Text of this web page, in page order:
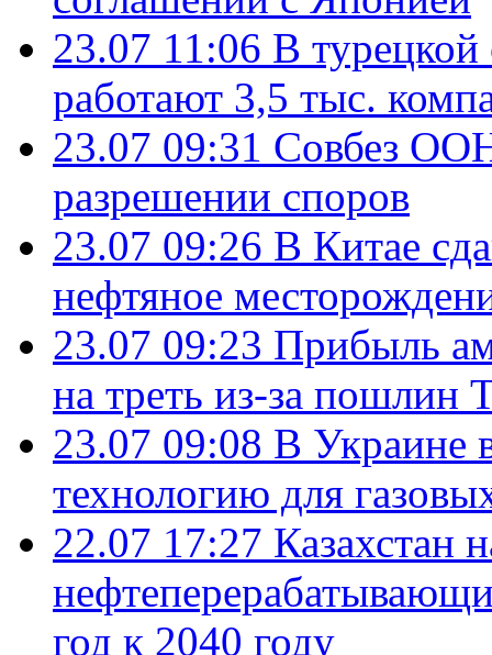
23.07 11:06 В
работают 3,5 тыс.
23.07 09:31 Совбез
разрешении споров
23.07 09:26 В Китае
нефтяное
23.07 09:23 Прибыль
на треть из-за пошлин
23.07 09:08 В Украине
технологию для
22.07 17:27 Казахстан
год к 2040 году